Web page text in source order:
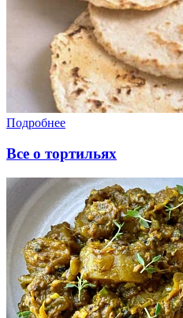
Подробнее
Все о тортильях